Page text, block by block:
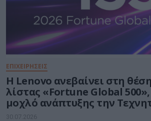
ΕΠΙΧΕΙΡΗΣΕΙΣ
Η Lenovo ανεβαίνει στη
λίστας «Fortune Global 500»,
μοχλό ανάπτυξης την
Νοημοσύνη
30.07.2026